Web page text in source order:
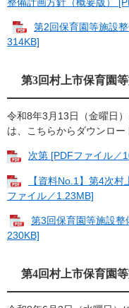
第2回保育園等施設
314KB]
第3回村上市保育園
令和8年3月13日（金曜日
は、こちらからダウンロー
次第 [PDFファイル／
【資料No.1】第4次
ファイル／1.23MB]
第3回保育園等施設整
230KB]
第4回村上市保育園